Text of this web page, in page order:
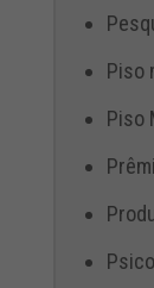
Piso
Piso